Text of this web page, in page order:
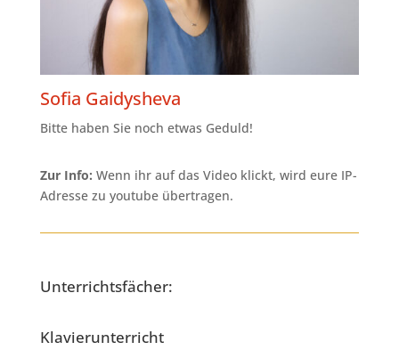
Sofia Gaidysheva
Bitte haben Sie noch etwas Geduld!
Zur Info: Wenn ihr auf das Video klickt, wird eure IP-
Adresse zu youtube übertragen.
Unterrichtsfächer:
Klavierunterricht